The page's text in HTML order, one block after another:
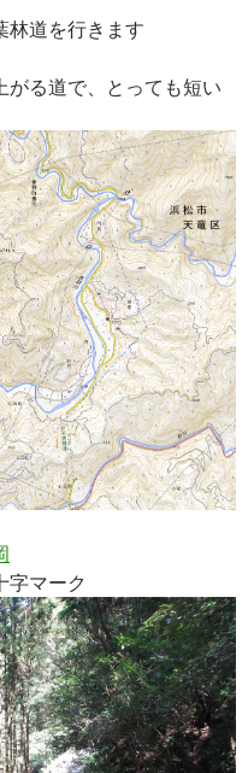
林道を行きます
がる道で、とっても短い
マーク